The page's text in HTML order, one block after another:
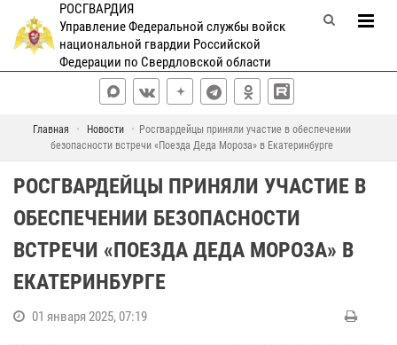
РОСГВАРДИЯ
Управление Федеральной службы войск
национальной гвардии Российской
Федерации по Свердловской области
Главная Новости
Росгвардейцы приняли участие в обеспечении
безопасности встречи «Поезда Деда Мороза» в Екатеринбурге
РОСГВАРДЕЙЦЫ ПРИНЯЛИ УЧАСТИЕ В
ОБЕСПЕЧЕНИИ БЕЗОПАСНОСТИ
ВСТРЕЧИ «ПОЕЗДА ДЕДА МОРОЗА» В
ЕКАТЕРИНБУРГЕ
01 января 2025, 07:19